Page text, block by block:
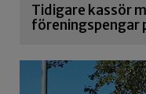
Tidigare kassör
föreningspengar